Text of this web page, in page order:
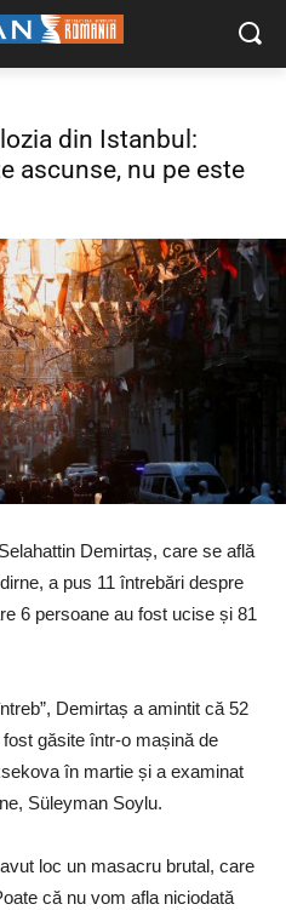
din Istanbul:
ascunse, nu pe este
Demirtaș, care se află
a pus 11 întrebări despre
6 persoane au fost ucise și 81
Demirtaș a amintit că 52
găsite într-o mașină de
în martie și a examinat
Süleyman Soylu.
loc un masacru brutal, care
că nu vom afla niciodată